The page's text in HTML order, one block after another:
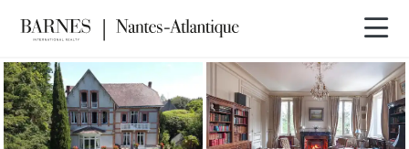
VENDU PAR BARNES